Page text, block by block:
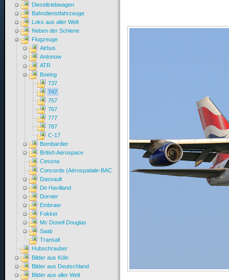
Dieseltriebwagen
Bahndienstfahrzeuge
Loks aus aller Welt
Neben der Schiene
Flugzeuge
Airbus
Antonow
ATR
Boeing
737
747
757
767
777
787
C-17
Bombardier
British Aerospace
Cessna
Concorde (Aérospatiale-BAC)
Dassault
De Havilland
Dornier
Embraer
Fokker
Mc Donell Douglas
Saab
Transall
Hubschrauber
Bilder aus Köln
Bilder aus Deutschland
Bilder aus aller Welt